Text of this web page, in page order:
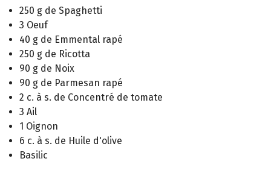
250 g de Spaghetti
3 Oeuf
40 g de Emmental rapé
250 g de Ricotta
90 g de Noix
90 g de Parmesan rapé
2 c. à s. de Concentré de tomate
3 Ail
1 Oignon
6 c. à s. de Huile d'olive
Basilic